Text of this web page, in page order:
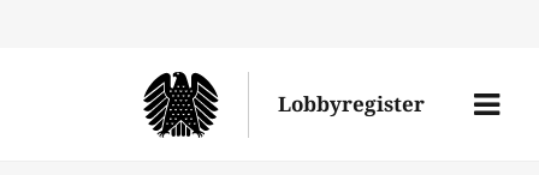
Lobbyregister
Menü